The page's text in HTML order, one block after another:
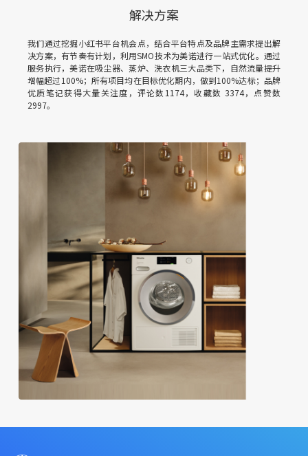
解决方案
我们通过挖掘小红书平台机会点，结合平台特点及品牌主需求提出解
决方案，有节奏有计划，利用SMO技术为美诺进行一站式优化。通过
服务执行，美诺在吸尘器、蒸炉、洗衣机三大品类下，自然流量提升
增幅超过100%；所有项目均在目标优化期内，做到100%达标；品牌
优质笔记获得大量关注度，评论数1174，收藏数 3374，点赞数
2997。